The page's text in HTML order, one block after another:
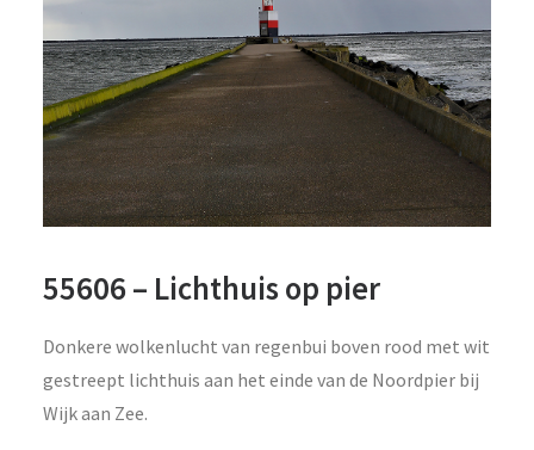
55606 – Lichthuis op pier
Donkere wolkenlucht van regenbui boven rood met wit
gestreept lichthuis aan het einde van de Noordpier bij
Wijk aan Zee.